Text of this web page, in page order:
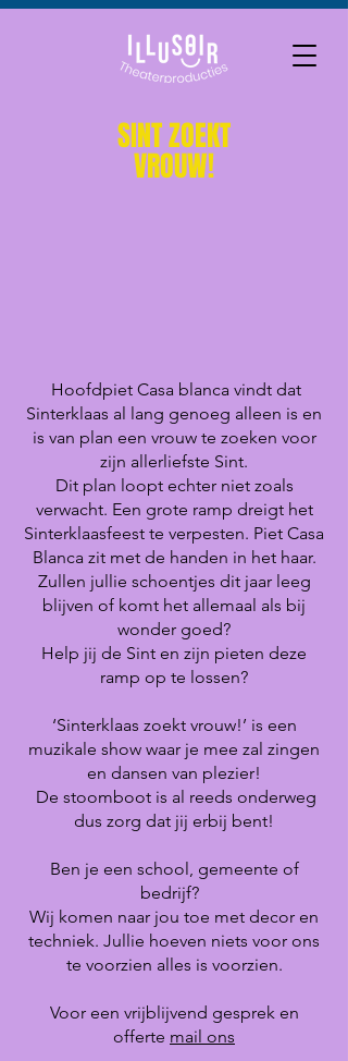
SINT ZOEKT
VROUW!
Hoofdpiet Casa blanca vindt dat
Sinterklaas al lang genoeg alleen is en
is van plan een vrouw te zoeken voor
zijn allerliefste Sint.
Dit plan loopt echter niet zoals
verwacht. Een grote ramp dreigt het
Sinterklaasfeest te verpesten. Piet Casa
Blanca zit met de handen in het haar.
Zullen jullie schoentjes dit jaar leeg
blijven of komt het allemaal als bij
wonder goed?
Help jij de Sint en zijn pieten deze
ramp op te lossen?
‘Sinterklaas zoekt vrouw!’ is een
muzikale show waar je mee zal zingen
en dansen van plezier!
De stoomboot is al reeds onderweg
dus zorg dat jij erbij bent!
Ben je een school, gemeente of
bedrijf?
Wij komen naar jou toe met decor en
techniek. Jullie hoeven niets voor ons
te voorzien alles is voorzien.
Voor een vrijblijvend gesprek en
offerte mail ons